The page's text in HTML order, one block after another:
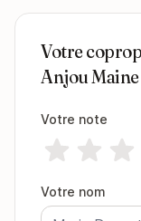
Votre
Anjou Maine
Votre note
Votre nom